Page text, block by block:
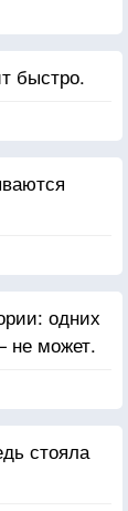
быстро.
одних
не может.
стояла